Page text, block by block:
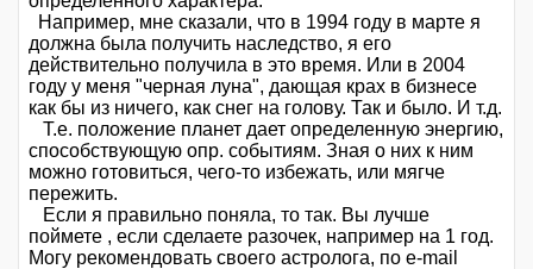
Например, мне сказали, что в 1994 году в марте я
должна была получить наследство, я его
действительно получила в это время. Или в 2004
году у меня "черная луна", дающая крах в бизнесе
как бы из ничего, как снег на голову. Так и было. И т.д.
Т.е. положение планет дает определенную энергию,
способствующую опр. событиям. Зная о них к ним
можно готовиться, чего-то избежать, или мягче
пережить.
Если я правильно поняла, то так. Вы лучше
поймете , если сделаете разочек, например на 1 год.
Могу рекомендовать своего астролога, по e-mail